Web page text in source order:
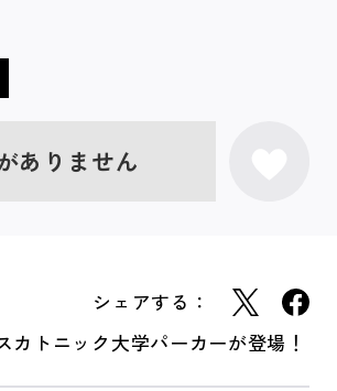
ありません
シェアする：
カトニック大学パーカーが登場！